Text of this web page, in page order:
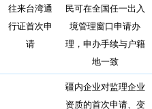
往来台湾通
行证首次申
请
民可在全国任一出入
境管理窗口申请办
理，申办手续与户籍
地一致
疆内企业对监理企业
资质的首次申请、变